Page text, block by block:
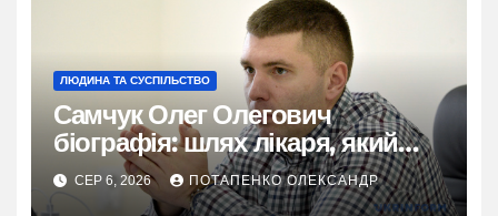
ЛЮДИНА ТА СУСПІЛЬСТВО
Самчук Олег Олегович
біографія: шлях лікаря, який
відродив трансплантологію в
Україні
СЕР 6, 2026 ПОТАПЕНКО ОЛЕКСАНДР